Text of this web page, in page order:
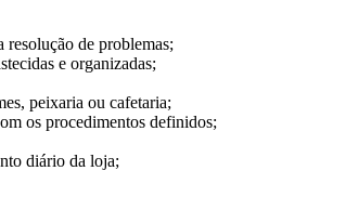
resolução de problemas;
e organizadas;
peixaria ou cafetaria;
os procedimentos definidos;
diário da loja;